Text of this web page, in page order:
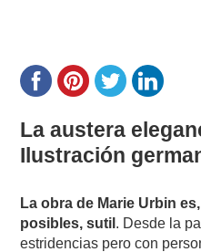
La austera
Ilustración
La obra de Marie Urbin
posibles, sutil . Desde la
estridencias pero con